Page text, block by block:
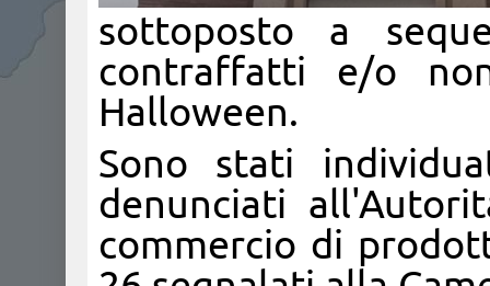
sottoposto a
contraffatti e/o
Halloween.
Sono stati
denunciati
commercio di